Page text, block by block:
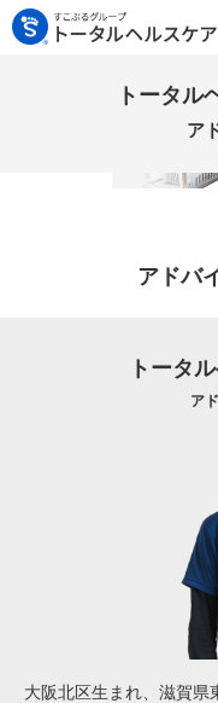
トータル
ア
アドバ
トータ
ア
大阪北区生まれ、滋賀県